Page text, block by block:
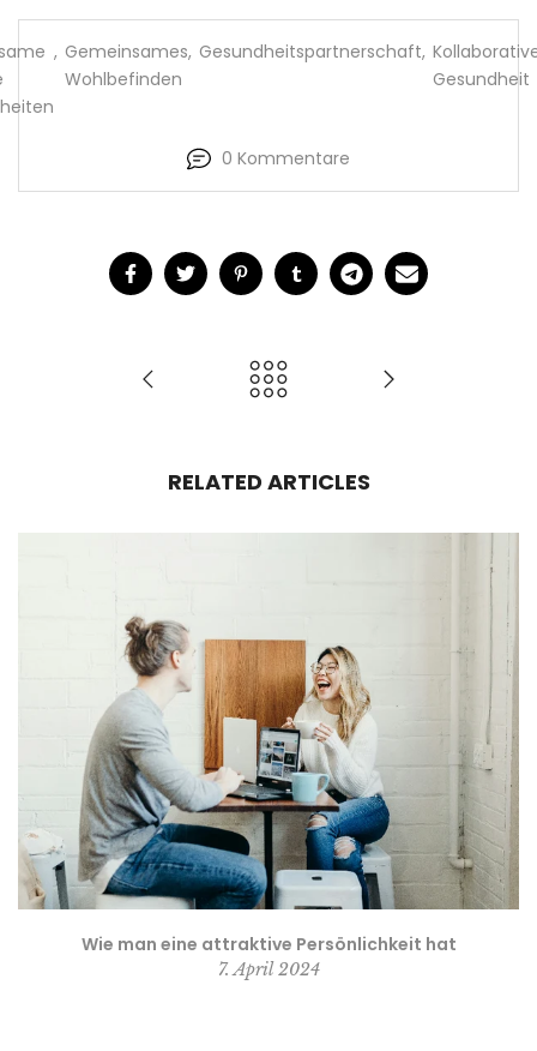
, Gemeinsames
Wohlbefinden
, Gesundheitspartnerschaft,
Gesundheit
0 Kommentare
RELATED ARTICLES
Wie man eine attraktive Persönlichkeit hat
7. April 2024